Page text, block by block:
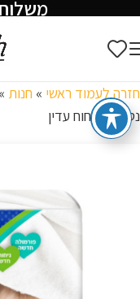
משלוח
חזרה לעמוד ראשי » חנות »
נטורל בניחוח עדין